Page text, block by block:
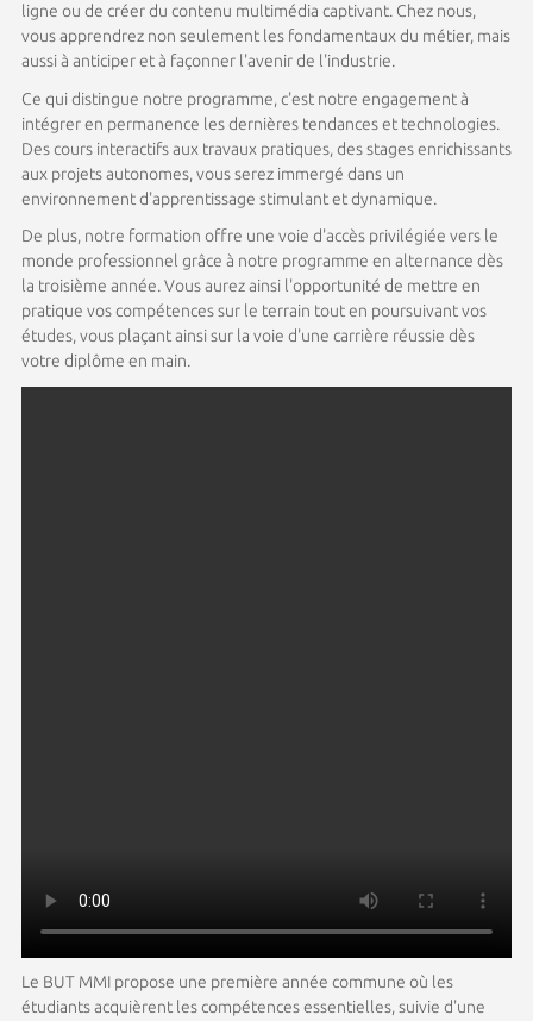
ligne ou de créer du contenu multimédia captivant. Chez nous,
vous apprendrez non seulement les fondamentaux du métier, mais
aussi à anticiper et à façonner l'avenir de l'industrie.
Ce qui distingue notre programme, c'est notre engagement à
intégrer en permanence les dernières tendances et technologies.
Des cours interactifs aux travaux pratiques, des stages enrichissants
aux projets autonomes, vous serez immergé dans un
environnement d'apprentissage stimulant et dynamique.
De plus, notre formation offre une voie d'accès privilégiée vers le
monde professionnel grâce à notre programme en alternance dès
la troisième année. Vous aurez ainsi l'opportunité de mettre en
pratique vos compétences sur le terrain tout en poursuivant vos
études, vous plaçant ainsi sur la voie d'une carrière réussie dès
votre diplôme en main.
Le BUT MMI propose une première année commune où les
étudiants acquièrent les compétences essentielles, suivie d'une